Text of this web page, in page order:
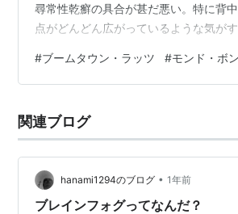
尋常性乾癬の具合が甚だ悪い。特に背
点がどんどん広がっているような気が
れからは毎日薬を塗り塗りするほかなさ
ラッと書いたが、新シリーズを開幕さ
されていないんだろう？」と思う作品を
たい。 初回は、ザ・ブームタウン・ラ
#ブームタウン・ラッツ #モンド・ボ
関連ブログ
hanami1294のブログ • 1年前
ブレインフォグってなんだ？